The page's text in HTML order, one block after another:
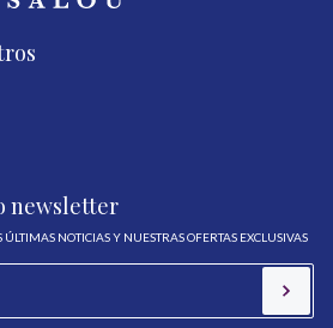
newsletter
NOTICIAS Y NUESTRAS OFERTAS EXCLUSIVAS